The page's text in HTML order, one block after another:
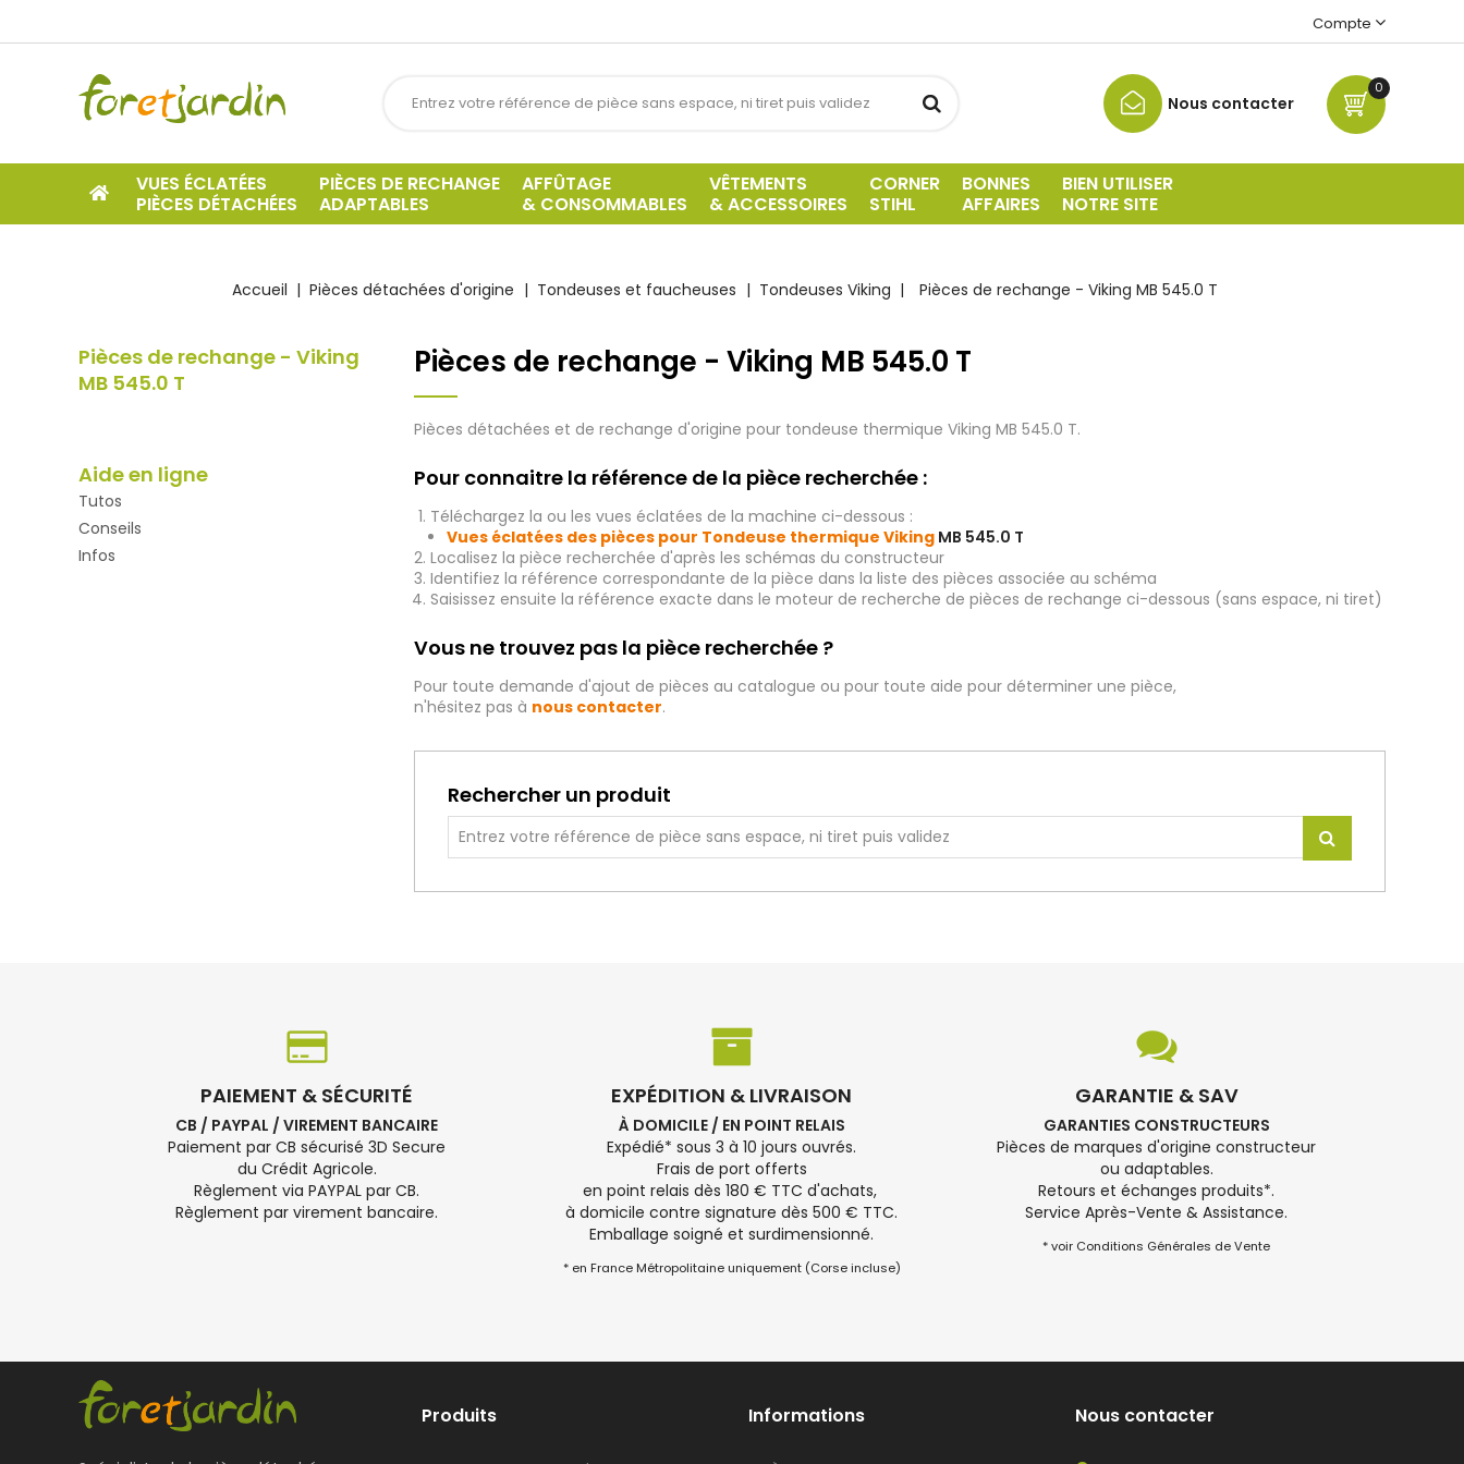
Compte
0
Nous contacter
VUES ÉCLATÉES
PIÈCES DÉTACHÉES
PIÈCES DE RECHANGE
ADAPTABLES
AFFÛTAGE
& CONSOMMABLES
VÊTEMENTS
& ACCESSOIRES
CORNER
STIHL
BONNES
AFFAIRES
BIEN UTILISER
NOTRE SITE
Accueil Pièces détachées d'origine Tondeuses et faucheuses Tondeuses Viking Pièces de rechange - Viking MB 545.0 T
Pièces de rechange - Viking
MB 545.0 T
Aide en ligne
Tutos
Conseils
Infos
Pièces de rechange - Viking MB 545.0 T
Pièces détachées et de rechange d'origine pour tondeuse thermique Viking MB 545.0 T.
Pour connaitre la référence de la pièce recherchée :
Téléchargez la ou les vues éclatées de la machine ci-dessous :
Vues éclatées des pièces pour Tondeuse thermique Viking MB 545.0 T
Localisez la pièce recherchée d'après les schémas du constructeur
Identifiez la référence correspondante de la pièce dans la liste des pièces associée au schéma
Saisissez ensuite la référence exacte dans le moteur de recherche de pièces de rechange ci-dessous (sans espace, ni tiret)
Vous ne trouvez pas la pièce recherchée ?
Pour toute demande d'ajout de pièces au catalogue ou pour toute aide pour déterminer une pièce,
n'hésitez pas à nous contacter.
Rechercher un produit
PAIEMENT & SÉCURITÉ
CB / PAYPAL / VIREMENT BANCAIRE
Paiement par CB sécurisé 3D Secure
du Crédit Agricole.
Règlement via PAYPAL par CB.
Règlement par virement bancaire.
EXPÉDITION & LIVRAISON
À DOMICILE / EN POINT RELAIS
Expédié* sous 3 à 10 jours ouvrés.
Frais de port offerts
en point relais dès 180 € TTC d'achats,
à domicile contre signature dès 500 € TTC.
Emballage soigné et surdimensionné.
* en France Métropolitaine uniquement (Corse incluse)
GARANTIE & SAV
GARANTIES CONSTRUCTEURS
Pièces de marques d'origine constructeur
ou adaptables.
Retours et échanges produits*.
Service Après-Vente & Assistance.
* voir Conditions Générales de Vente
Produits Informations Nous contacter